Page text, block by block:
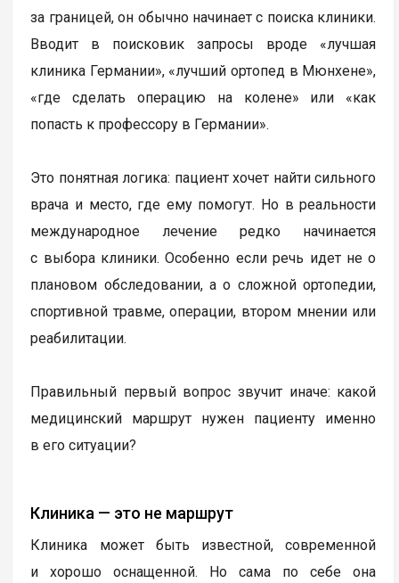
за границей, он обычно начинает с поиска клиники.
Вводит в поисковик запросы вроде «лучшая
клиника Германии», «лучший ортопед в Мюнхене»,
«где сделать операцию на колене» или «как
попасть к профессору в Германии».
Это понятная логика: пациент хочет найти сильного
врача и место, где ему помогут. Но в реальности
международное лечение редко начинается
с выбора клиники. Особенно если речь идет не о
плановом обследовании, а о сложной ортопедии,
спортивной травме, операции, втором мнении или
реабилитации.
Правильный первый вопрос звучит иначе: какой
медицинский маршрут нужен пациенту именно
в его ситуации?
Клиника — это не маршрут
Клиника может быть известной, современной
и хорошо оснащенной. Но сама по себе она